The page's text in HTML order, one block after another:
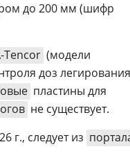
до 200 мм (шифр
Tencor (модели
доз легирования
пластины для
не существует.
г., следует из
интеллектом